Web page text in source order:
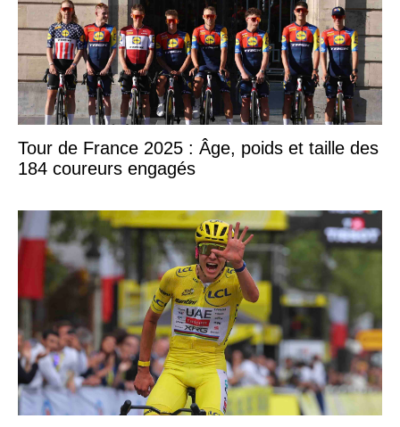
Tour de France 2025 : Âge, poids et taille des
184 coureurs engagés